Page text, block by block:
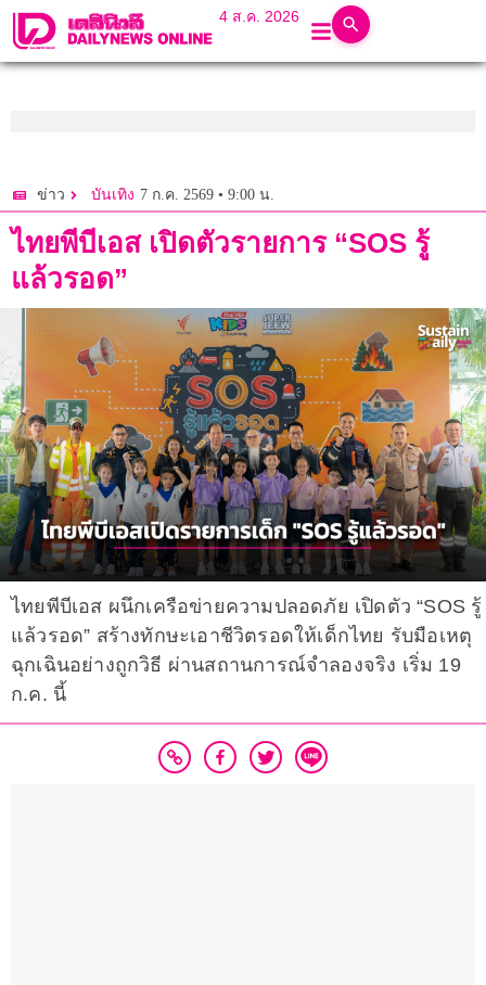
4 ส.ค. 2026
ข่าว บันเทิง 7 ก.ค. 2569 • 9:00 น.
ไทยพีบีเอส เปิดตัวรายการ “SOS รู้
แล้วรอด”
ไทยพีบีเอส ผนึกเครือข่ายความปลอดภัย เปิดตัว “SOS รู้
แล้วรอด” สร้างทักษะเอาชีวิตรอดให้เด็กไทย รับมือเหตุ
ฉุกเฉินอย่างถูกวิธี ผ่านสถานการณ์จำลองจริง เริ่ม 19
ก.ค. นี้